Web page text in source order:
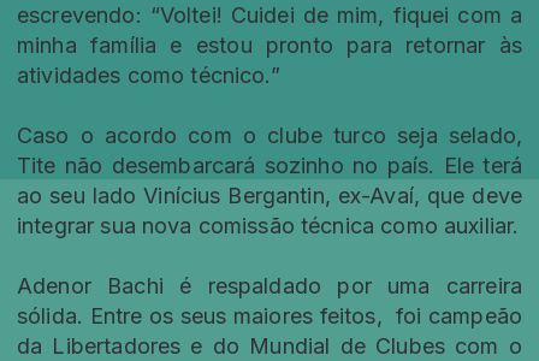
escrevendo: “Voltei! Cuidei de mim, fiquei com a
minha família e estou pronto para retornar às
atividades como técnico.”
Caso o acordo com o clube turco seja selado,
Tite não desembarcará sozinho no país. Ele terá
ao seu lado Vinícius Bergantin, ex-Avaí, que deve
integrar sua nova comissão técnica como auxiliar.
Adenor Bachi é respaldado por uma carreira
sólida. Entre os seus maiores feitos, foi campeão
da Libertadores e do Mundial de Clubes com o